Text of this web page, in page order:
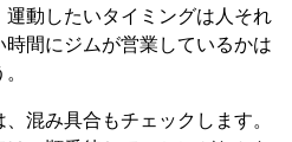
動したいタイミングは人それ
間にジムが営業しているかは
混み具合もチェックします。